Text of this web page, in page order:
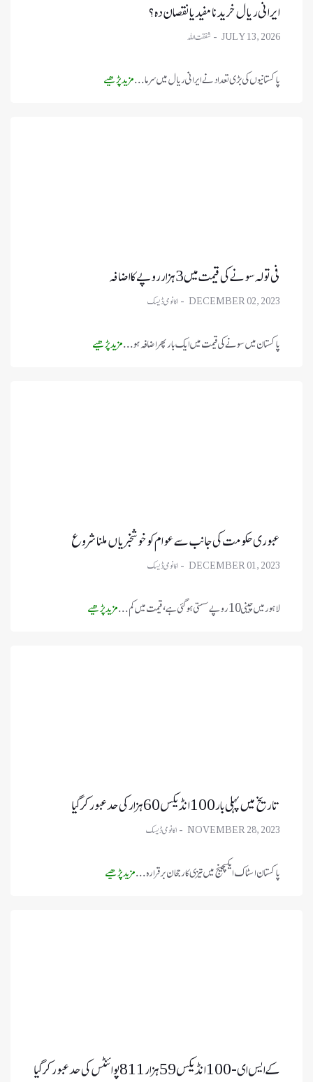
ایرانی ریال خریدنا مفید یا نقصان دہ؟
JULY 13, 2026
پاکستانیوں کی بڑی تعداد نے ایرانی ریال میں سرما ...مزید پڑھیے
فی تولہ سونے کی قیمت میں 3 ہزار روپے کا اضافہ
DECEMBER 02, 2023
پاکستان میں سونے کی قیمت میں ایک بار پھر اضافہ ہو ...مزید پڑھیے
عبوری حکومت کی جانب سے عوام کو خوشخبریاں ملنا شروع
DECEMBER 01, 2023
لاہور میں چینی 10 روپے سستی ہوگئی ہے، قیمت میں کم ... مزید پڑھیے
تاریخ میں پہلی بار 100 انڈیکس 60 ہزار کی حد عبور کر گیا
NOVEMBER 28, 2023
پاکستان اسٹاک ایکسچینج میں تیزی کا رجحان برقرار ہ ...مزید پڑھیے
کے ایس ای-100 انڈیکس 59 ہزار 811 پوائنٹس کی حد عبور کر گیا